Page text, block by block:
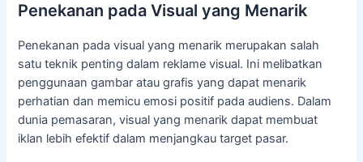
Penekanan pada Visual yang Menarik
Penekanan pada visual yang menarik merupakan salah
satu teknik penting dalam reklame visual. Ini melibatkan
penggunaan gambar atau grafis yang dapat menarik
perhatian dan memicu emosi positif pada audiens. Dalam
dunia pemasaran, visual yang menarik dapat membuat
iklan lebih efektif dalam menjangkau target pasar.